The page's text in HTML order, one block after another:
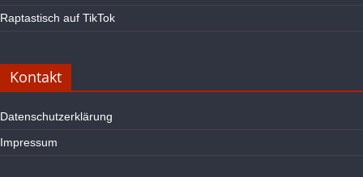
Raptastisch auf TikTok
Kontakt
Datenschutzerklärung
Impressum